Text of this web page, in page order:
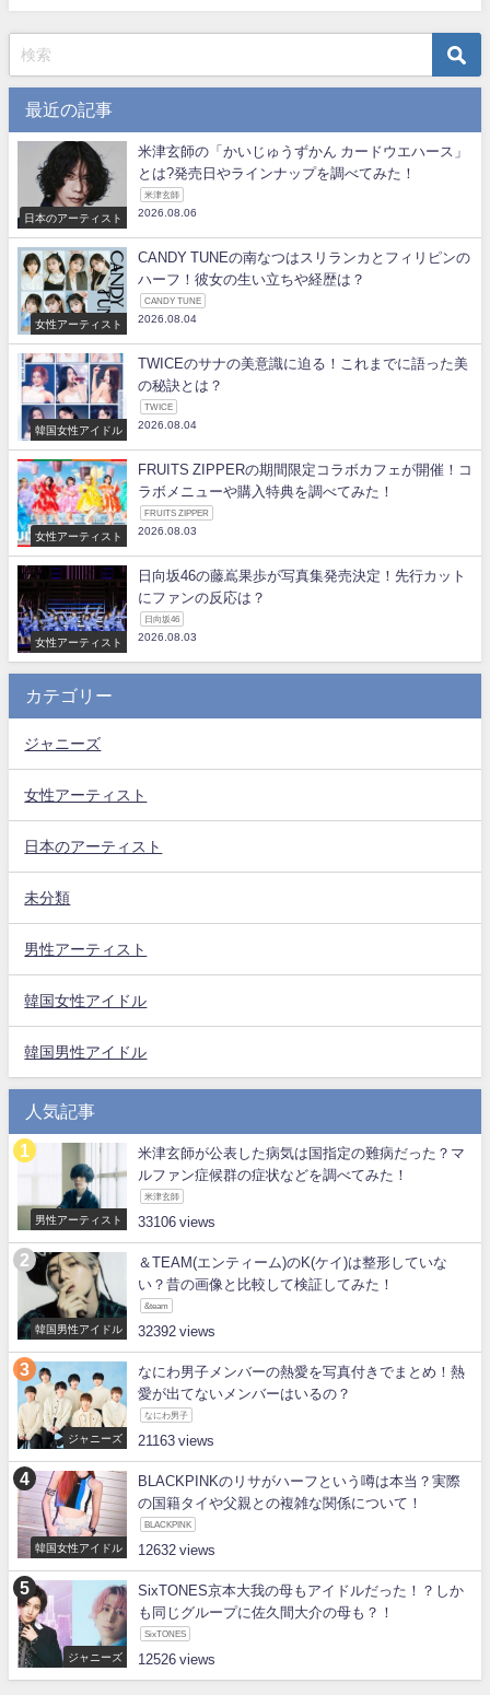
最近の記事
日本のアーティスト
米津玄師の「かいじゅうずかん カードウエハース」
とは?発売日やラインナップを調べてみた！
米津玄師
2026.08.06
女性アーティスト
CANDY TUNEの南なつはスリランカとフィリピンの
ハーフ！彼女の生い立ちや経歴は？
CANDY TUNE
2026.08.04
韓国女性アイドル
TWICEのサナの美意識に迫る！これまでに語った美
の秘訣とは？
TWICE
2026.08.04
女性アーティスト
FRUITS ZIPPERの期間限定コラボカフェが開催！コ
ラボメニューや購入特典を調べてみた！
FRUITS ZIPPER
2026.08.03
女性アーティスト
日向坂46の藤嶌果歩が写真集発売決定！先行カット
にファンの反応は？
日向坂46
2026.08.03
カテゴリー
ジャニーズ
女性アーティスト
日本のアーティスト
未分類
男性アーティスト
韓国女性アイドル
韓国男性アイドル
人気記事
男性アーティスト
米津玄師が公表した病気は国指定の難病だった？マ
ルファン症候群の症状などを調べてみた！
米津玄師
33106
韓国男性アイドル
＆TEAM(エンティーム)のK(ケイ)は整形していな
い？昔の画像と比較して検証してみた！
&team
32392
ジャニーズ
なにわ男子メンバーの熱愛を写真付きでまとめ！熱
愛が出てないメンバーはいるの？
なにわ男子
21163
韓国女性アイドル
BLACKPINKのリサがハーフという噂は本当？実際
の国籍タイや父親との複雑な関係について！
BLACKPINK
12632
ジャニーズ
SixTONES京本大我の母もアイドルだった！？しか
も同じグループに佐久間大介の母も？！
SixTONES
12526